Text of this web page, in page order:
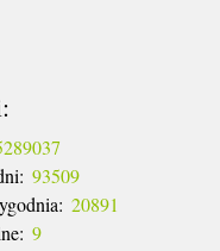
93509
20891
9